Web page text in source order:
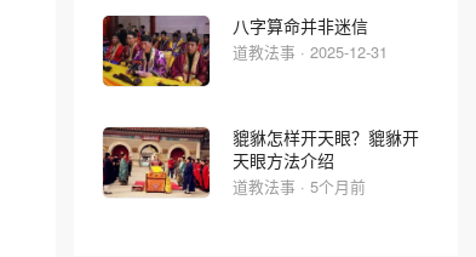
八字算命并非迷信
道教法事 · 2025-12-31
貔貅怎样开天眼？貔貅开
天眼方法介绍
道教法事 · 5个月前